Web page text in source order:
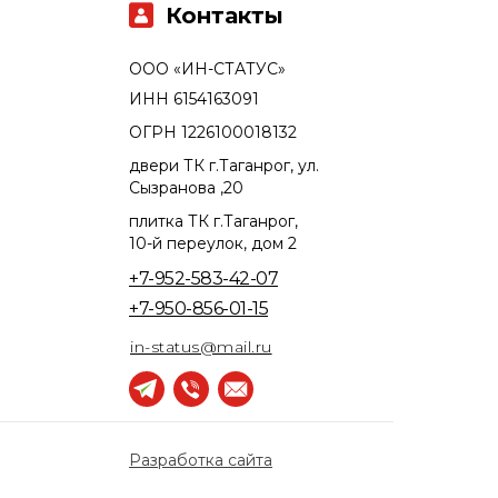
+7-950-856-01-15
+7-952-583-42-07
ООО «ИН-СТАТУС»
плитка ТК г.Таганрог,
10-й переулок, дом 2
двери ТК г.Таганрог, ул.
Сызранова ,20
ОГРН 1226100018132
ИНН 6154163091
Разработка сайта
in-status@mail.ru
Контакты